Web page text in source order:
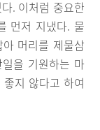
. 이처럼 중요한
먼저 지냈다. 물
머리를 제물삼
을 기원하는 마
지 않다고 하여